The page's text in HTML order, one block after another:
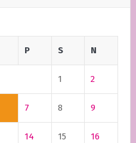
P S N
1 2
7 8 9
14 15 16